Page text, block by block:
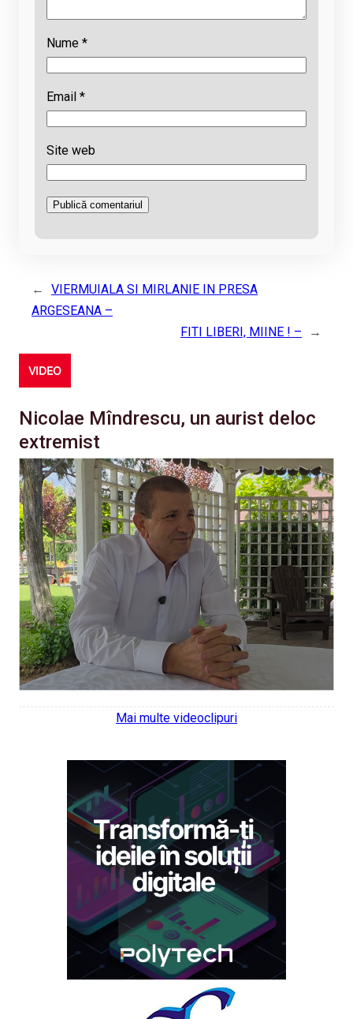
Nume *
Email *
Site web
←
VIERMUIALA SI MIRLANIE IN PRESA
ARGESEANA –
FITI LIBERI, MIINE ! –
→
VIDEO
Nicolae Mîndrescu, un aurist deloc
extremist
Mai multe videoclipuri